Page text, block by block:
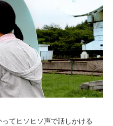
てヒソヒソ声で話しかける